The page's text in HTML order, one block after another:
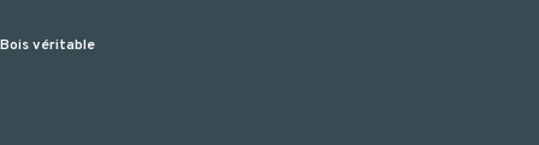
Bois véritable